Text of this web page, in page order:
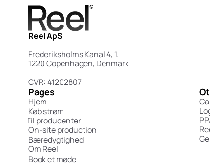
Reel ApS
Frederiksholms Kanal 4, 1.
1220 Copenhagen, Denmark
CVR: 41202807
Pages
Hjem
Om Reel
Book et møde
Køb strøm
Til producenter
Bæredygtighed
On-site production